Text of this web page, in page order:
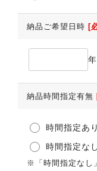
納品ご希望日時 [
年
納品時間指定有無
時間指定あり
時間指定なし
※「時間指定なし